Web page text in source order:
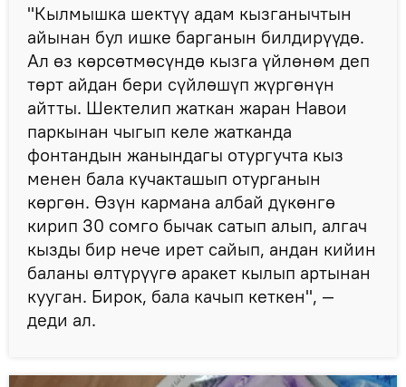
"Кылмышка шектүү адам кызганычтын
айынан бул ишке барганын билдирүүдө.
Ал өз көрсөтмөсүндө кызга үйлөнөм деп
төрт айдан бери сүйлөшүп жүргөнүн
айтты. Шектелип жаткан жаран Навои
паркынан чыгып келе жатканда
фонтандын жанындагы отургучта кыз
менен бала кучакташып отурганын
көргөн. Өзүн кармана албай дүкөнгө
кирип 30 сомго бычак сатып алып, алгач
кызды бир нече ирет сайып, андан кийин
баланы өлтүрүүгө аракет кылып артынан
кууган. Бирок, бала качып кеткен", —
деди ал.